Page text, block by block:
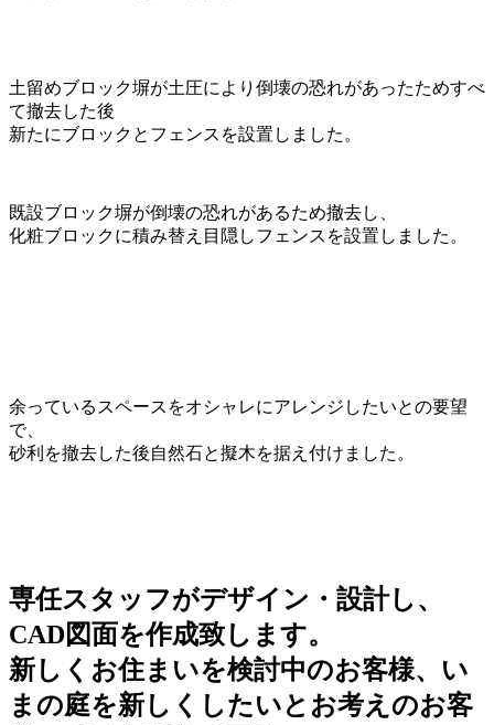
土留めブロック塀が土圧により倒壊の恐れがあったためすべ
て撤去した後
新たにブロックとフェンスを設置しました。
既設ブロック塀が倒壊の恐れがあるため撤去し、
化粧ブロックに積み替え目隠しフェンスを設置しました。
余っているスペースをオシャレにアレンジしたいとの要望
で、
砂利を撤去した後自然石と擬木を据え付けました。
専任スタッフがデザイン・設計し、
CAD図面を作成致します。
新しくお住まいを検討中のお客様、い
まの庭を新しくしたいとお考えのお客